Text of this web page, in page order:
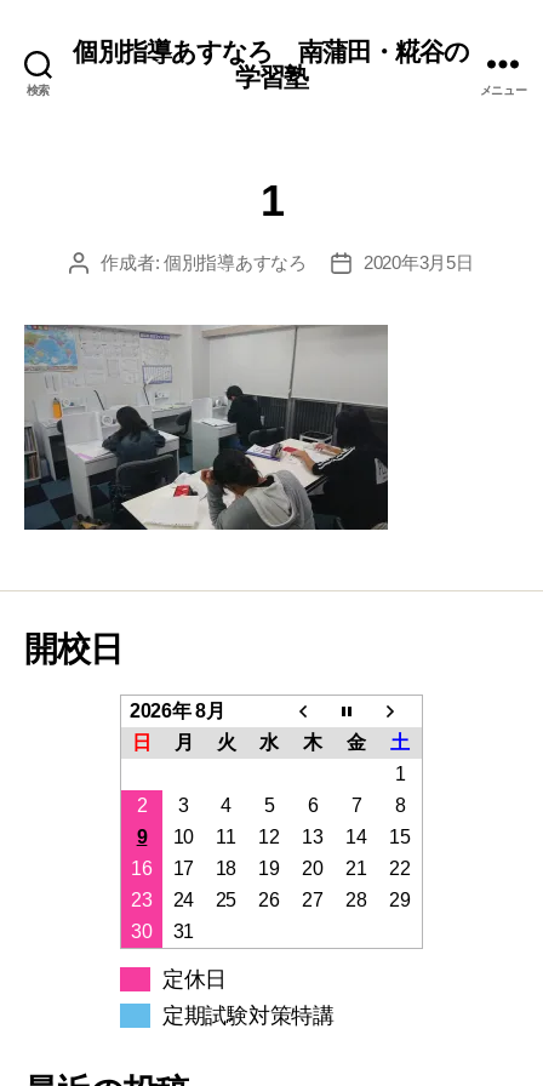
検索
個別指導あすなろ 南蒲田・糀谷の
学習塾
メニュー
1
投
作成者: 個別指導あすなろ
投
2020年3月5日
開校日
2026年 8月
日
月 火 水 木 金
土
1
2
3 4 5 6 7
8
9
10 11 12 13 14
15
16
17 18 19 20 21
22
23
24 25 26 27 28
29
30
31
定休日
定期試験対策特講